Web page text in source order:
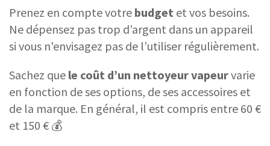
Prenez en compte votre budget et vos besoins.
Ne dépensez pas trop d’argent dans un appareil
si vous n'envisagez pas de l’utiliser régulièrement.
Sachez que le coût d’un nettoyeur vapeurvarie
en fonction de ses options, de ses accessoires et
de la marque. En général, il est compris entre 60 €
et 150 € 💰